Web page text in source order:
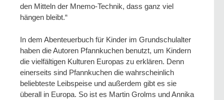
den Mitteln der Mnemo-Technik, dass ganz viel
hängen bleibt.“
In dem Abenteuerbuch für Kinder im Grundschulalter
haben die Autoren Pfannkuchen benutzt, um Kindern
die vielfältigen Kulturen Europas zu erklären. Denn
einerseits sind Pfannkuchen die wahrscheinlich
beliebteste Leibspeise und außerdem gibt es sie
überall in Europa. So ist es Martin Grolms und Annika